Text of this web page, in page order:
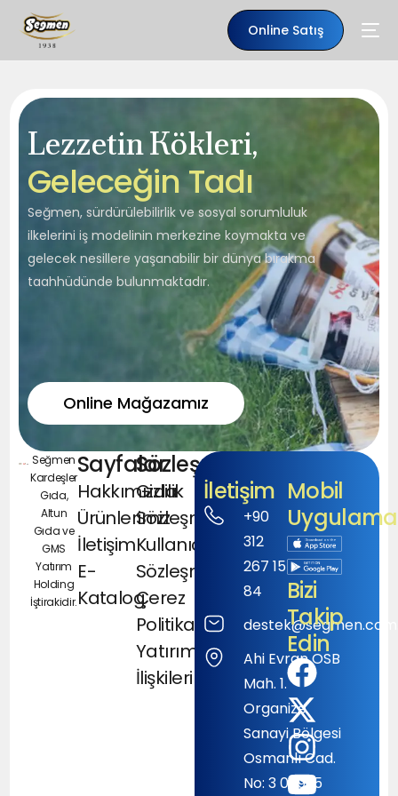
Online Satış
Lezzetin Kökleri,
GeleceğinTadı
Seğmen, sürdürülebilirlik ve sosyal sorumluluk
ilkelerini iş modelinin merkezine koymakta ve
gelecek nesillere yaşanabilir bir dünya bırakma
taahhüdünde bulunmaktadır.
Online Mağazamız
Seğmen
Kardeşler
Gıda,
Altun
Gıda ve
GMS
Yatırım
Holding
İştirakidir.
Sayfalar
Hakkımızda
Ürünlerimiz
İletişim
E-
Katalog
Sözleşmeler
Gizlilik
Sözleşmesi
Kullanıcı
Sözleşmesi
Çerez
Politikası
Yatırımcı
İlişkileri
İletişim
+90
312
267 15
84
Ahi Evran OSB
Mah. 1.
Organize
Sanayi Bölgesi
Osmanlı Cad.
No: 3 06935
Mobil
Bizi
Takip
Edin